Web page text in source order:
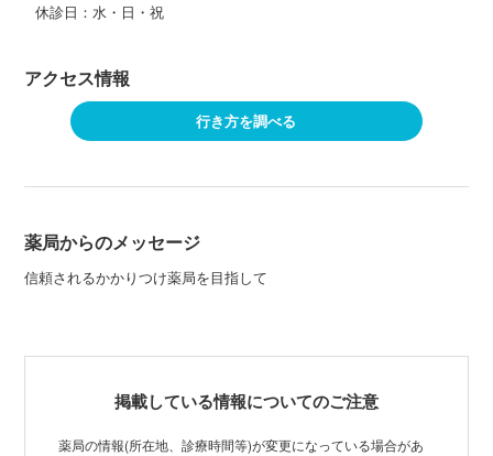
休診日：水・日・祝
アクセス情報
行き方を調べる
薬局からのメッセージ
信頼されるかかりつけ薬局を目指して
掲載している情報についてのご注意
薬局の情報(所在地、診療時間等)が変更になっている場合があ